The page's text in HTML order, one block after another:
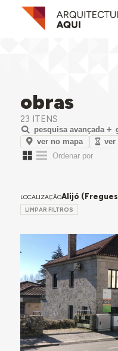
obras
23 ITENS
pesquisa avançada
ver no mapa
ver
LOCALIZAÇÃOAlijó
LIMPAR FILTROS